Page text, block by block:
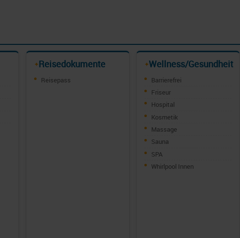
✦Reisedokumente
Reisepass
✦Wellness/Gesundheit
Barrierefrei
Friseur
Hospital
Kosmetik
Massage
Sauna
SPA
Whirlpool Innen